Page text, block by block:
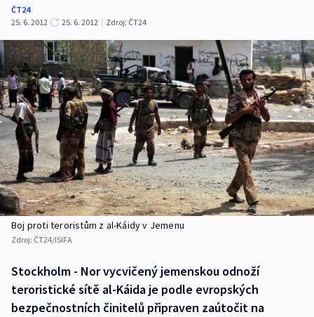
ČT24
25. 6. 2012
25. 6. 2012 | Zdroj: ČT24
Boj proti teroristům z al-Káidy v Jemenu
Zdroj: ČT24/ISIFA
Stockholm - Nor vycvičený jemenskou odnoží
teroristické sítě al-Káida je podle evropských
bezpečnostních činitelů připraven zaútočit na